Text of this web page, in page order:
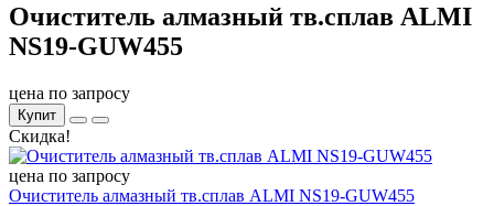
Очиститель алмазный тв.сплав ALMI
NS19-GUW455
цена по запросу
Купит
Скидка!
цена по запросу
Очиститель алмазный тв.сплав ALMI NS19-GUW455